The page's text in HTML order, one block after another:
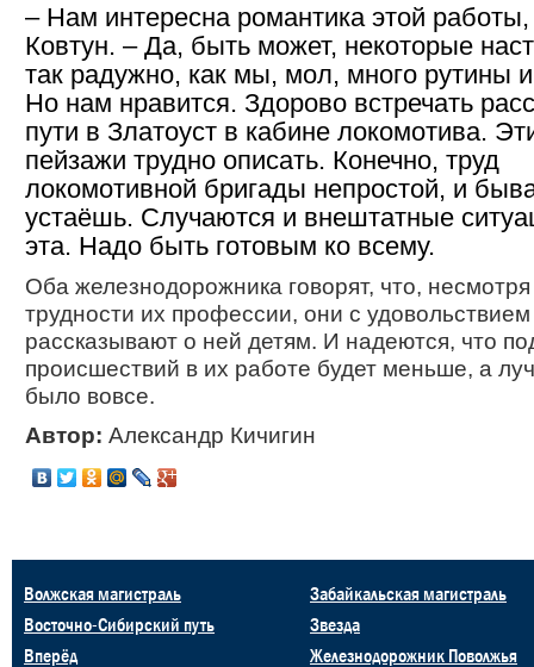
– Нам интересна романтика этой работы,
Ковтун. – Да, быть может, некоторые
так радужно, как мы, мол, много рутины
Но нам нравится. Здорово встречать
пути в Златоуст в кабине локомотива.
пейзажи трудно описать. Конечно, труд
локомотивной бригады непростой, и
устаёшь. Случаются и внештатные
эта. Надо быть готовым ко всему.
Оба железнодорожника говорят, что,
трудности их профессии, они с удовольствием
рассказывают о ней детям. И надеются, что
происшествий в их работе будет меньше, а
было вовсе.
Автор: Александр Кичигин
Волжская магистраль
Восточно-Сибирский путь
Вперёд
Забайкальская магистраль
Звезда
Железнодорожник Поволжья